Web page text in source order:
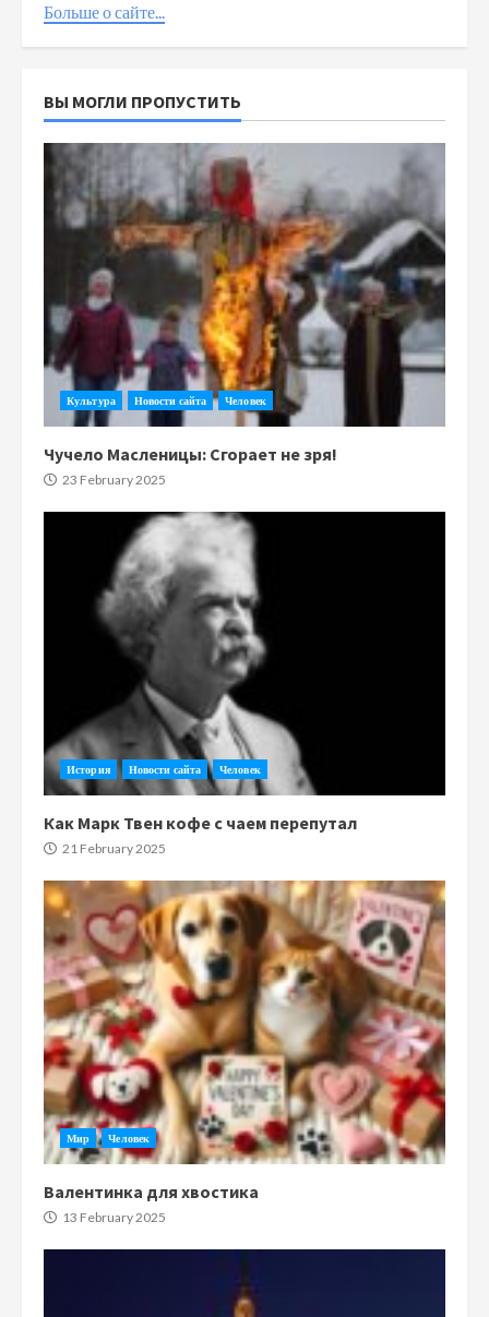
Больше о сайте...
ВЫ МОГЛИ ПРОПУСТИТЬ
Культура Новости сайта Человек
Чучело Масленицы: Сгорает не зря!
23 February 2025
История Новости сайта Человек
Как Марк Твен кофе с чаем перепутал
21 February 2025
Мир Человек
Валентинка для хвостика
13 February 2025